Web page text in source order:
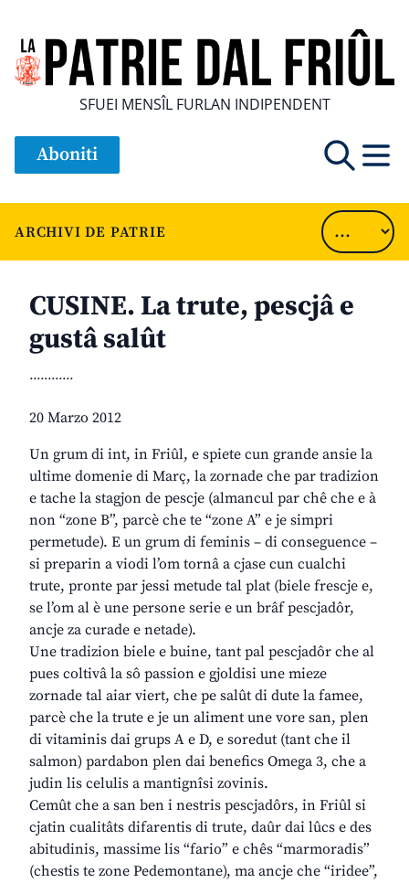
SFUEI MENSÎL FURLAN INDIPENDENT
Aboniti
ARCHIVI DE PATRIE
CUSINE. La trute, pescjâ e
gustâ salût
............
20 Marzo 2012
Un grum di int, in Friûl, e spiete cun grande ansie la
ultime domenie di Març, la zornade che par tradizion
e tache la stagjon de pescje (almancul par chê che e à
non “zone B”, parcè che te “zone A” e je simpri
permetude). E un grum di feminis – di conseguence –
si preparin a viodi l’om tornâ a cjase cun cualchi
trute, pronte par jessi metude tal plat (biele frescje e,
se l’om al è une persone serie e un brâf pescjadôr,
ancje za curade e netade).
Une tradizion biele e buine, tant pal pescjadôr che al
pues coltivâ la sô passion e gjoldisi une mieze
zornade tal aiar viert, che pe salût di dute la famee,
parcè che la trute e je un aliment une vore san, plen
di vitaminis dai grups A e D, e soredut (tant che il
salmon) pardabon plen dai benefics Omega 3, che a
judin lis celulis a mantignîsi zovinis.
Cemût che a san ben i nestris pescjadôrs, in Friûl si
cjatin cualitâts difarentis di trute, daûr dai lûcs e des
abitudinis, massime lis “fario” e chês “marmoradis”
(chestis te zone Pedemontane), ma ancje che “iridee”,